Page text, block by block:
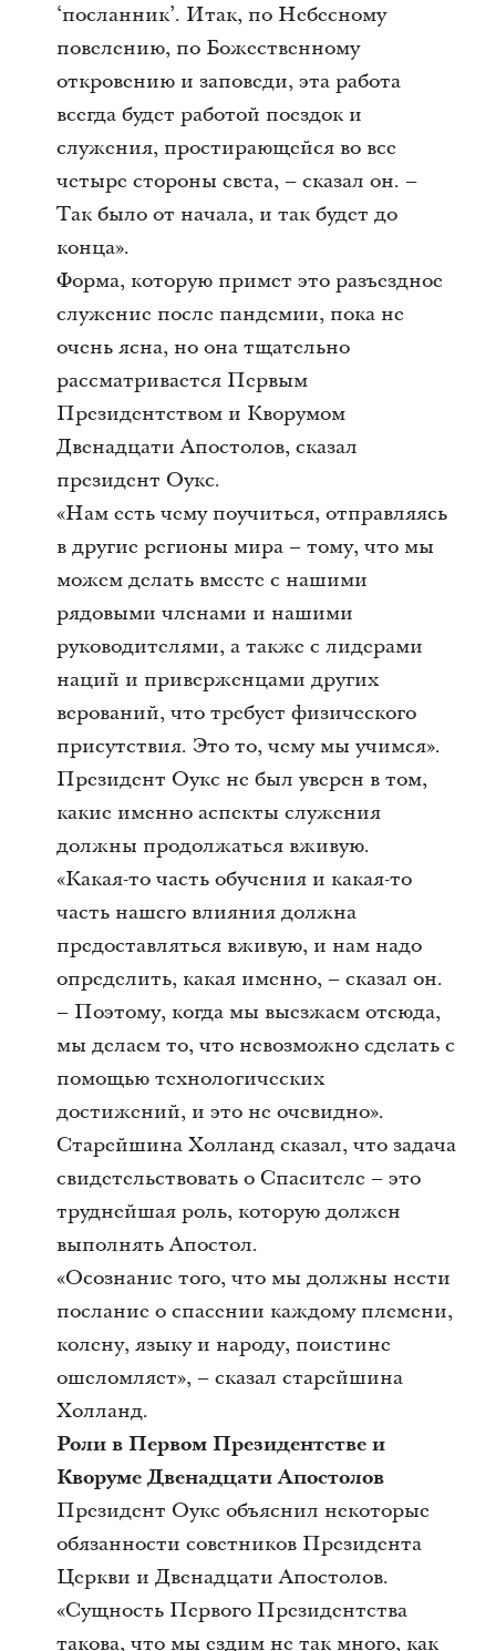
‘посланник’. Итак, по Небесному
повелению, по Божественному
откровению и заповеди, эта работа
всегда будет работой поездок и
служения, простирающейся во все
четыре стороны света, – сказал он. –
Так было от начала, и так будет до
конца».
Форма, которую примет это разъездное
служение после пандемии, пока не
очень ясна, но она тщательно
рассматривается Первым
Президентством и Кворумом
Двенадцати Апостолов, сказал
президент Оукс.
«Нам есть чему поучиться, отправляясь
в другие регионы мира – тому, что мы
можем делать вместе с нашими
рядовыми членами и нашими
руководителями, а также с лидерами
наций и приверженцами других
верований, что требует физического
присутствия. Это то, чему мы учимся».
Президент Оукс не был уверен в том,
какие именно аспекты служения
должны продолжаться вживую.
«Какая-то часть обучения и какая-то
часть нашего влияния должна
предоставляться вживую, и нам надо
определить, какая именно, – сказал он.
– Поэтому, когда мы выезжаем отсюда,
мы делаем то, что невозможно сделать с
помощью технологических
достижений, и это не очевидно».
Старейшина Холланд сказал, что задача
свидетельствовать о Спасителе – это
труднейшая роль, которую должен
выполнять Апостол.
«Осознание того, что мы должны нести
послание о спасении каждому племени,
колену, языку и народу, поистине
ошеломляет», – сказал старейшина
Холланд.
Роли в Первом Президентстве и
Кворуме Двенадцати Апостолов
Президент Оукс объяснил некоторые
обязанности советников Президента
Церкви и Двенадцати Апостолов.
«Сущность Первого Президентства
такова, что мы ездим не так много, как